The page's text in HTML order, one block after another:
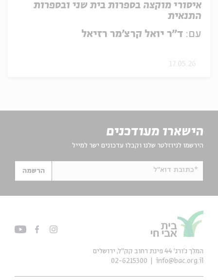
איסורי מוקצה בספרות בית שני ובספרות
התנאית
עם: ד"ר יואל קרצ'מר רזיאל
17.05.26
הישארו מעודכנים
הירשמו לניוזלטר שלנו וקבלו עדכונים ישר למייל
*כתובת דוא"ל הרשמה
המלך ג'ורג' 44 פינת רחוב קק״ל, ירושלים
info@bac.org.il
02-6215300